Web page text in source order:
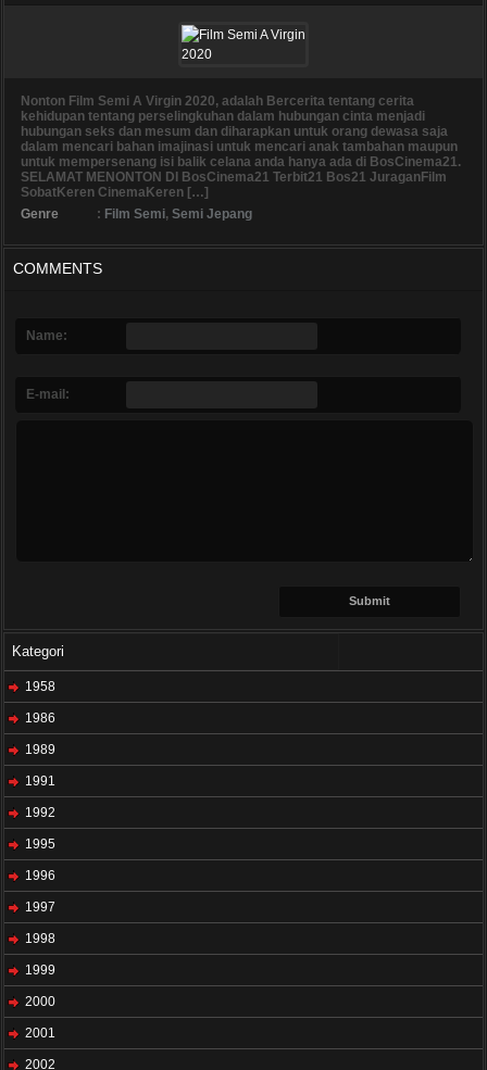
Nonton Film Semi A Virgin 2020, adalah Bercerita tentang cerita
kehidupan tentang perselingkuhan dalam hubungan cinta menjadi
hubungan seks dan mesum dan diharapkan untuk orang dewasa saja
dalam mencari bahan imajinasi untuk mencari anak tambahan maupun
untuk mempersenang isi balik celana anda hanya ada di BosCinema21.
SELAMAT MENONTON DI BosCinema21 Terbit21 Bos21 JuraganFilm
SobatKeren CinemaKeren […]
Genre
: Film Semi, Semi Jepang
COMMENTS
Name:
E-mail:
Kategori
1958
1986
1989
1991
1992
1995
1996
1997
1998
1999
2000
2001
2002